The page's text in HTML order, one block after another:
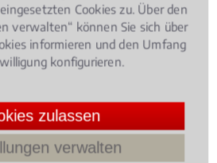
Cookies zu. Über den
verwalten“ können Sie sich über
informieren und den Umfang
konfigurieren.
zulassen
verwalten